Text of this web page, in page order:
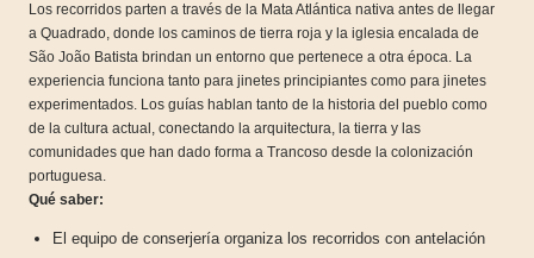
Los recorridos parten a través de la Mata Atlántica nativa antes de llegar
a Quadrado, donde los caminos de tierra roja y la iglesia encalada de
São João Batista brindan un entorno que pertenece a otra época. La
experiencia funciona tanto para jinetes principiantes como para jinetes
experimentados. Los guías hablan tanto de la historia del pueblo como
de la cultura actual, conectando la arquitectura, la tierra y las
comunidades que han dado forma a Trancoso desde la colonización
portuguesa.
Qué saber:
El equipo de conserjería organiza los recorridos con antelación